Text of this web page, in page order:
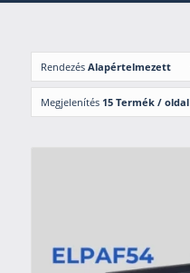
Rendezés Alapértelmezett
Megjelenítés 15 Termék / oldal